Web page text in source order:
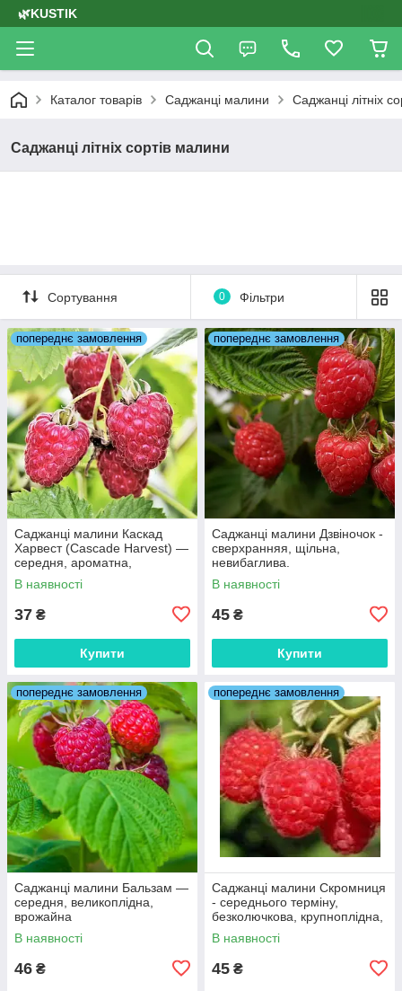
🌿KUSTIK
Каталог товарів Саджанці малини Саджанці літніх
Саджанці літніх сортів малини
Сортування 0 Фільтри
попереднє замовлення
Саджанці малини Каскад
Харвест (Cascade Harvest) —
середня, ароматна,
промислова
В наявності
37 ₴
Купити
попереднє замовлення
Саджанці малини Дзвіночок -
сверхранняя, щільна,
невибаглива.
В наявності
45 ₴
Купити
попереднє замовлення
Саджанці малини Бальзам —
середня, великоплідна,
врожайна
В наявності
46 ₴
попереднє замовлення
Саджанці малини Скромниця
- середнього терміну,
безколючкова, крупноплідна,
солодка
В наявності
45 ₴